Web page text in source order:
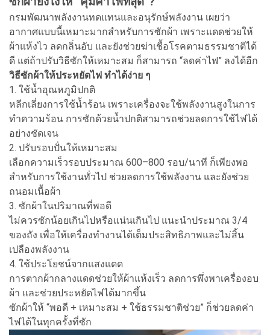
กรมพัฒนาพลังงานทดแทนและอนุรักษ์พลังงาน เผยว่า
อากาศแบบนี้เหมาะมากสำหรับการซักผ้า เพราะแดดช่วยให้
ผ้าแห้งไว ลดกลิ่นอับ และยังช่วยฆ่าเชื้อโรคตามธรรมชาติได้
ดี แต่ถ้าปรับวิธีซักให้เหมาะสม ก็สามารถ “ลดค่าไฟ” ลงได้อีก
วิธีซักผ้าให้ประหยัดไฟ ทำได้ง่าย ๆ
1. ใช้น้ำอุณหภูมิปกติ
หลีกเลี่ยงการใช้น้ำร้อน เพราะเครื่องจะใช้พลังงานสูงในการ
ทำความร้อน การซักด้วยน้ำปกติสามารถช่วยลดการใช้ไฟได้
อย่างชัดเจน
2. ปรับรอบปั่นให้เหมาะสม
เลือกความเร็วรอบประมาณ 600–800 รอบ/นาที ก็เพียงพอ
สำหรับการใช้งานทั่วไป ช่วยลดการใช้พลังงาน และยังช่วย
ถนอมเนื้อผ้า
3. ซักผ้าในปริมาณที่พอดี
ไม่ควรซักน้อยเกินไปหรือแน่นเกินไป แนะนำประมาณ 3/4
ของถัง เพื่อให้เครื่องทำงานได้เต็มประสิทธิภาพและไม่สิ้น
เปลืองพลังงาน
4. ใช้ประโยชน์จากแสงแดด
การตากผ้ากลางแดดช่วยให้ผ้าแห้งเร็ว ลดการพึ่งพาเครื่องอบ
ผ้า และช่วยประหยัดไฟได้มากขึ้น
ซักผ้าให้ “พอดี + เหมาะสม + ใช้ธรรมชาติช่วย” ก็ช่วยลดค่า
ไฟได้ในทุกครั้งที่ซัก